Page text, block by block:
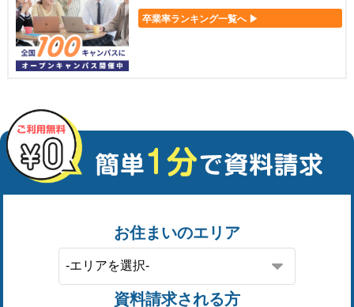
卒業率ランキング一覧へ ▶
お住まいのエリア
資料請求される方